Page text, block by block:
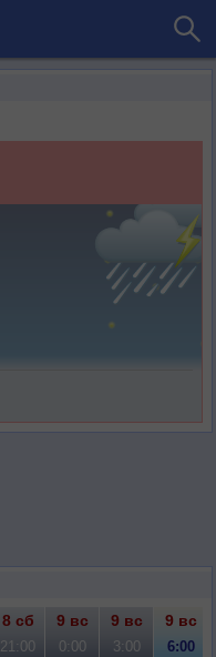
8 сб 9 вс 9 вс 9 вс
21:00 0:00 3:00 6:00